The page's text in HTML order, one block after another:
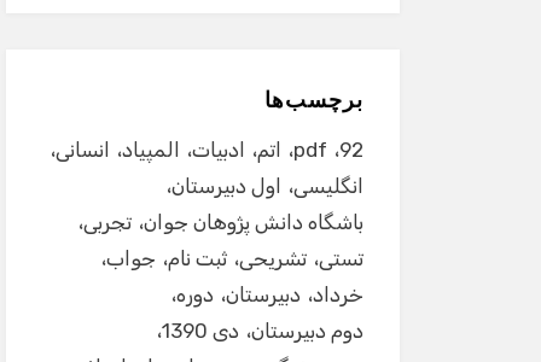
برچسب‌ها
92
pdf اتم ادبیات المپیاد
انسانی
انگلیسی
اول دبیرستان
باشگاه دانش پژوهان جوان تجربی
تستی تشریحی ثبت نام جواب
خرداد دبیرستان دوره
دوم دبیرستان دی 1390